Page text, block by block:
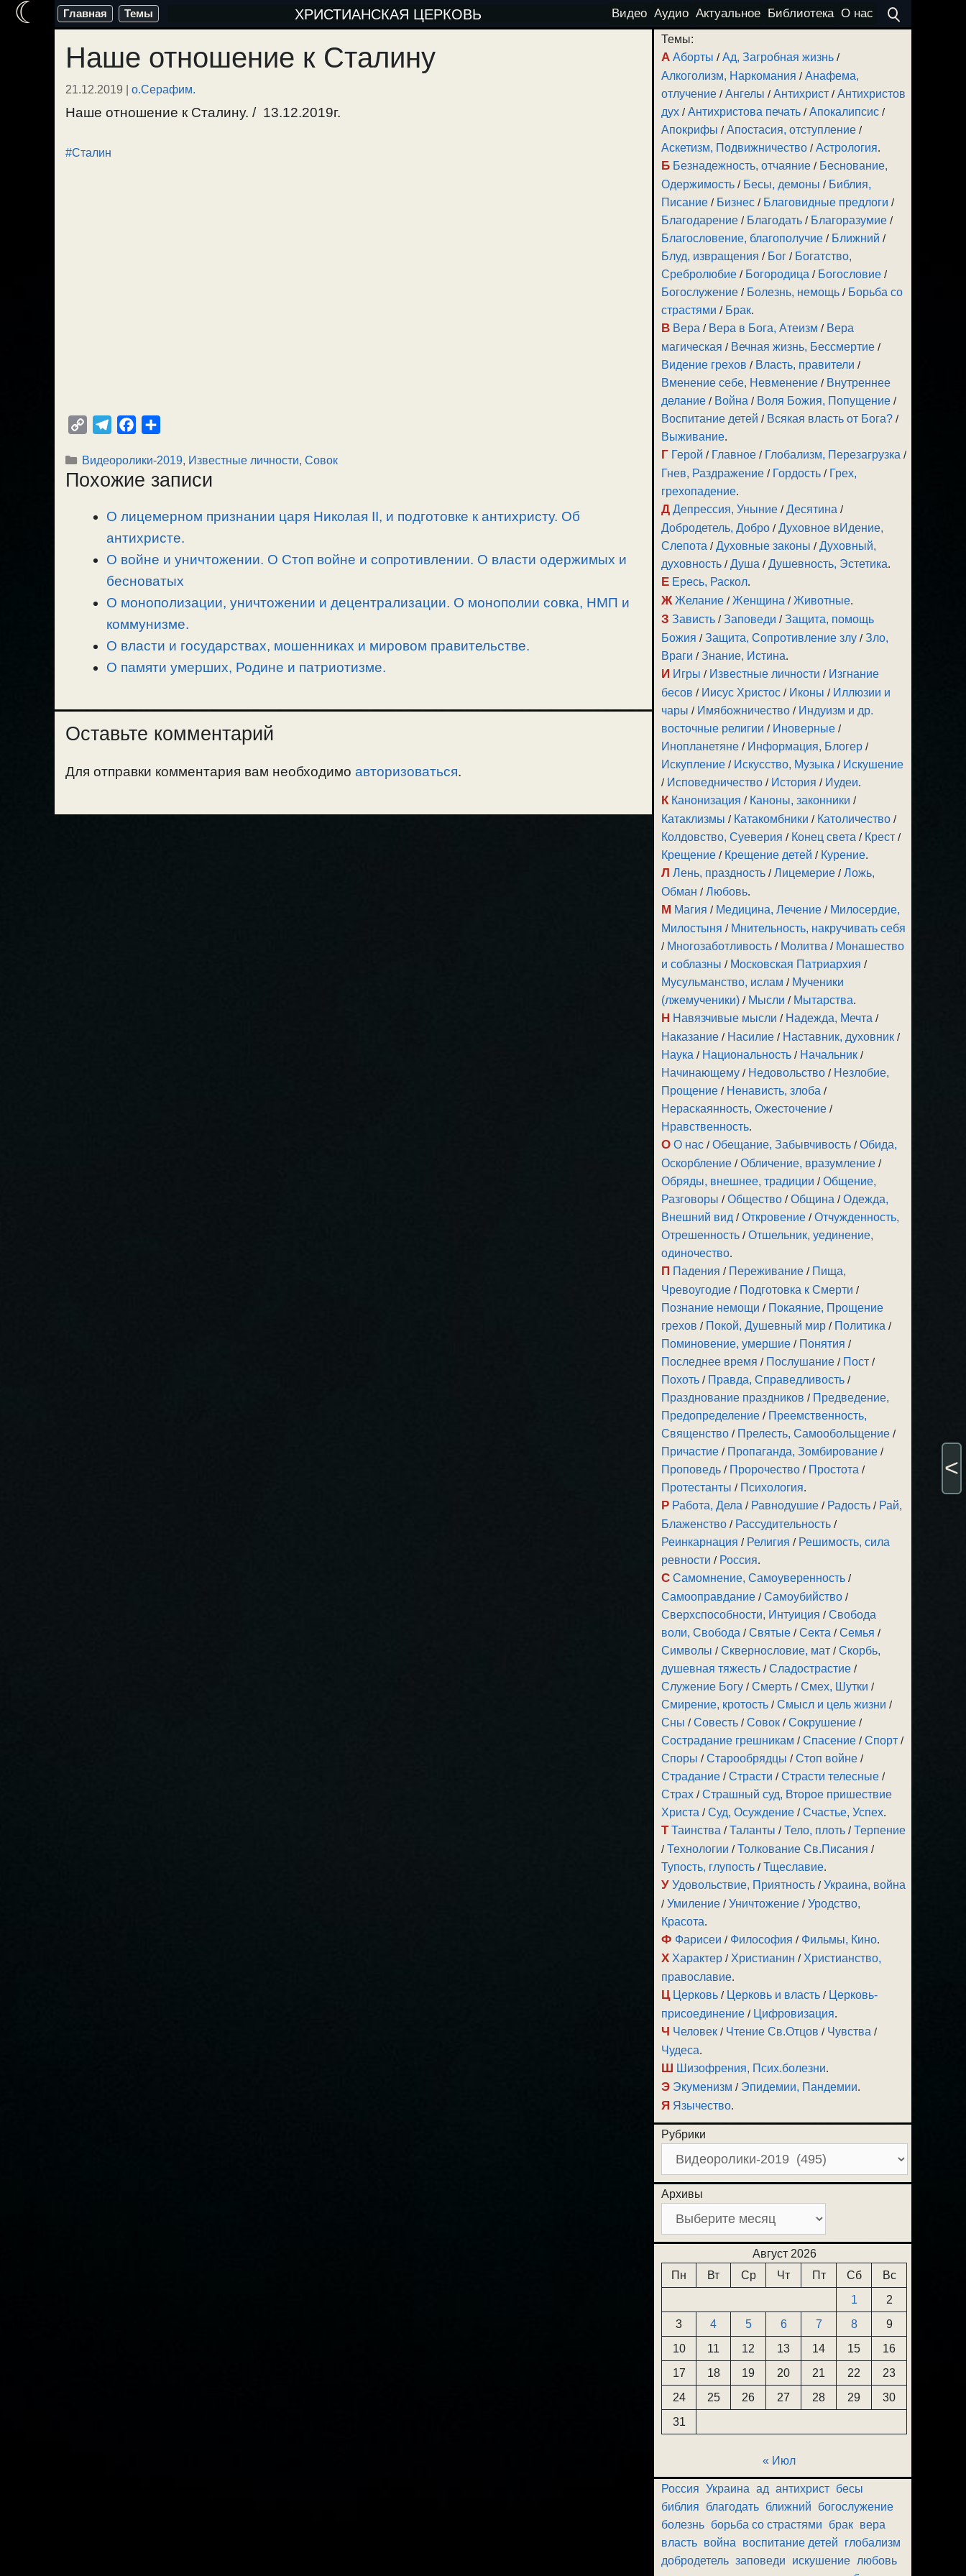
Перейти
содержимому
Главная Темы ХРИСТИАНСКАЯ ЦЕРКОВЬ Видео Аудио Актуальное Библиотека О нас
Наше отношение к Сталину
21.12.2019 | о.Серафим.
Наше отношение к Сталину. / 13.12.2019г.
#Сталин
p
y
l
e
r
a
m
c
e
o
o
k
п
р
в
и
т
Рубрики
Видеоролики-2019, Известные личности, Совок
Похожие записи
О лицемерном признании царя Николая II, и подготовке к антихристу. Об
антихристе.
О войне и уничтожении. О Стоп войне и сопротивлении. О власти одержимых и
бесноватых
О монополизации, уничтожении и децентрализации. О монополии совка, НМП и
коммунизме.
О власти и государствах, мошенниках и мировом правительстве.
О памяти умерших, Родине и патриотизме.
Оставьте комментарий
Для отправки комментария вам необходимо авторизоваться.
Темы:
А Аборты /Ад, Загробная жизнь /
Алкоголизм, Наркомания /Анафема,
отлучение /Ангелы /Антихрист /Антихристов
дух /Антихристова печать /Апокалипсис /
Апокрифы /Апостасия, отступление /
Аскетизм, Подвижничество /Астрология.
Б Безнадежность, отчаяние / Беснование,
Одержимость / Бесы, демоны / Библия,
Писание / Бизнес / Благовидные предлоги /
Благодарение / Благодать / Благоразумие /
Благословение, благополучие / Ближний /
Блуд, извращения / Бог / Богатство,
Сребролюбие / Богородица / Богословие /
Богослужение / Болезнь, немощь / Борьба со
страстями / Брак.
В Вера / Вера в Бога, Атеизм / Вера
магическая / Вечная жизнь, Бессмертие /
Видение грехов / Власть, правители /
Вменение себе, Невменение / Внутреннее
делание / Война / Воля Божия, Попущение /
Воспитание детей / Всякая власть от Бога? /
Выживание.
Г Герой / Главное / Глобализм, Перезагрузка /
Гнев, Раздражение / Гордость / Грех,
грехопадение.
Д Депрессия, Уныние /Десятина /
Добродетель, Добро /Духовное вИдение,
Слепота /Духовные законы /Духовный,
духовность /Душа /Душевность, Эстетика.
Е Ересь, Раскол.
Ж Желание /Женщина /Животные.
З Зависть /Заповеди /Защита, помощь
Божия /Защита, Сопротивление злу /Зло,
Враги /Знание, Истина.
И Игры / Известные личности / Изгнание
бесов / Иисус Христос / Иконы / Иллюзии и
чары / Имябожничество / Индуизм и др.
восточные религии / Иноверные /
Инопланетяне / Информация, Блогер /
Искупление / Искусство, Музыка / Искушение
/ Исповедничество / История / Иудеи.
К Канонизация / Каноны, законники /
Катаклизмы / Катакомбники / Католичество /
Колдовство, Суеверия / Конец света / Крест /
Крещение / Крещение детей / Курение.
Л Лень, праздность /Лицемерие /Ложь,
Обман /Любовь.
М Магия / Медицина, Лечение / Милосердие,
Милостыня / Мнительность, накручивать себя
/ Многозаботливость / Молитва / Монашество
и соблазны / Московская Патриархия /
Мусульманство, ислам / Мученики
(лжемученики) / Мысли / Мытарства.
Н Навязчивые мысли / Надежда, Мечта /
Наказание / Насилие / Наставник, духовник /
Наука / Национальность / Начальник /
Начинающему / Недовольство / Незлобие,
Прощение / Ненависть, злоба /
Нераскаянность, Ожесточение /
Нравственность.
О О нас /Обещание, Забывчивость /Обида,
Оскорбление /Обличение, вразумление /
Обряды, внешнее, традиции /Общение,
Разговоры /Общество /Община /Одежда,
Внешний вид /Откровение /Отчужденность,
Отрешенность /Отшельник, уединение,
одиночество.
П Падения / Переживание / Пища,
Чревоугодие / Подготовка к Смерти /
Познание немощи / Покаяние, Прощение
грехов / Покой, Душевный мир / Политика /
Поминовение, умершие / Понятия /
Последнее время / Послушание / Пост /
Похоть / Правда, Справедливость /
Празднование праздников / Предведение,
Предопределение / Преемственность,
Священство / Прелесть, Самообольщение /
Причастие / Пропаганда, Зомбирование /
Проповедь / Пророчество / Простота /
Протестанты / Психология.
Р Работа, Дела / Равнодушие / Радость / Рай,
Блаженство / Рассудительность /
Реинкарнация / Религия / Решимость, сила
ревности / Россия.
С Самомнение, Самоуверенность /
Самооправдание /Самоубийство /
Сверхспособности, Интуиция /Свобода
воли, Свобода /Святые /Секта /Семья /
Символы /Сквернословие, мат /Скорбь,
душевная тяжесть /Сладострастие /
Служение Богу /Смерть /Смех, Шутки /
Смирение, кротость /Смысл и цель жизни /
Сны /Совесть /Совок /Сокрушение /
Сострадание грешникам /Спасение /Спорт /
Споры /Старообрядцы /Стоп войне /
Страдание /Страсти /Страсти телесные /
Страх /Страшный суд, Второе пришествие
Христа /Суд, Осуждение /Счастье, Успех.
Т Таинства /Таланты /Тело, плоть /Терпение
/Технологии /Толкование Св.Писания /
Тупость, глупость /Тщеславие.
У Удовольствие, Приятность /Украина, война
/Умиление /Уничтожение /Уродство,
Красота.
Ф Фарисеи / Философия / Фильмы, Кино.
Х Характер / Христианин / Христианство,
православие.
Ц Церковь / Церковь и власть / Церковь-
присоединение / Цифровизация.
Ч Человек / Чтение Св.Отцов / Чувства /
Чудеса.
Ш Шизофрения, Псих.болезни.
Э Экуменизм / Эпидемии, Пандемии.
Я Язычество.
Рубрики
Архивы
Август 2026
Пн
Вт Ср Чт Пт Сб
Вс
1
2
3
4 5 6 7 8
9
10
11 12 13 14 15
16
17
18 19 20 21 22
23
24
25 26 27 28 29
30
31
« Июл
Россия Украина ад антихрист бесы
библия
благодать ближний
богослужение
болезнь борьба со страстями брак вера
власть война воспитание детей
глобализм
добродетель заповеди искушение любовь
☾
<